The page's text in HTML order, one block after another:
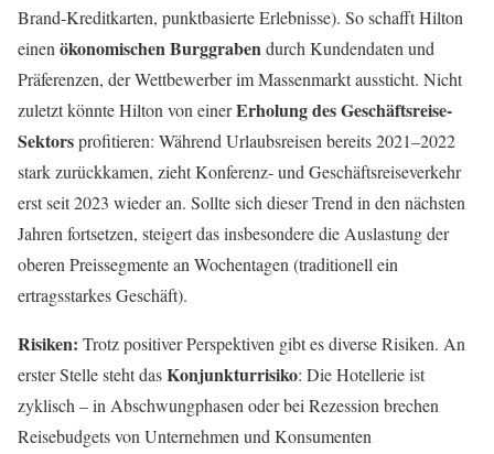
Brand-Kreditkarten, punktbasierte Erlebnisse). So schafft Hilton
einen ökonomischen Burggrabendurch Kundendaten und
Präferenzen, der Wettbewerber im Massenmarkt aussticht. Nicht
zuletzt könnte Hilton von einerErholung des Geschäftsreise-
Sektorsprofitieren: Während Urlaubsreisen bereits 2021–2022
stark zurückkamen, zieht Konferenz- und Geschäftsreiseverkehr
erst seit 2023 wieder an. Sollte sich dieser Trend in den nächsten
Jahren fortsetzen, steigert das insbesondere die Auslastung der
oberen Preissegmente an Wochentagen (traditionell ein
ertragsstarkes Geschäft).
Risiken: Trotz positiver Perspektiven gibt es diverse Risiken. An
erster Stelle steht dasKonjunkturrisiko: Die Hotellerie ist
zyklisch – in Abschwungphasen oder bei Rezession brechen
Reisebudgets von Unternehmen und Konsumenten